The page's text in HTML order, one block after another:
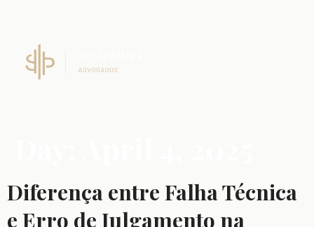
Diferença entre Falha Técnica
e Erro de Julgamento na